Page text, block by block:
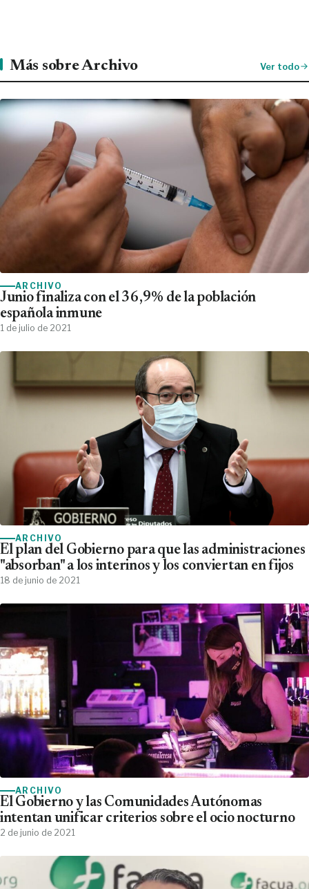
Más sobre Archivo Ver todo
ARCHIVO
Junio finaliza con el 36,9% de la población
española inmune
1 de julio de 2021
ARCHIVO
El plan del Gobierno para que las administraciones
"absorban" a los interinos y los conviertan en fijos
18 de junio de 2021
ARCHIVO
El Gobierno y las Comunidades Autónomas
intentan unificar criterios sobre el ocio nocturno
2 de junio de 2021